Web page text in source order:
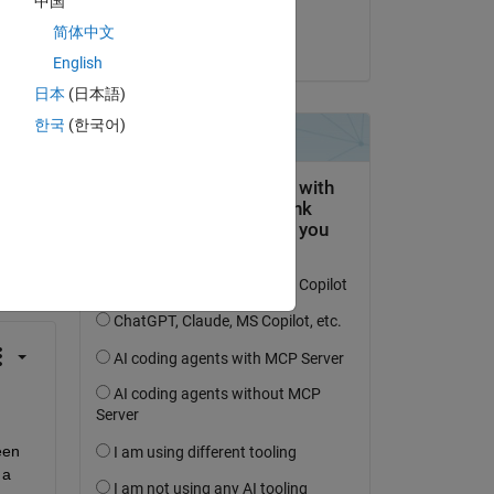
I
简体中文
English
日本 (日本語)
한국 (한국어)